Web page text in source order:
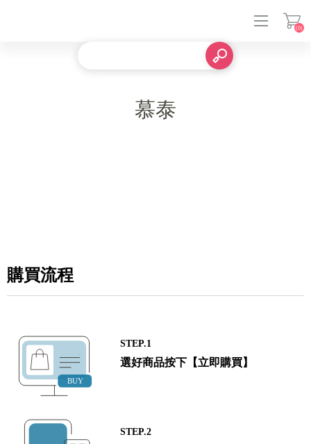
(0)
慕泰
購買流程
STEP.1
選好商品按下【立即購買】
STEP.2